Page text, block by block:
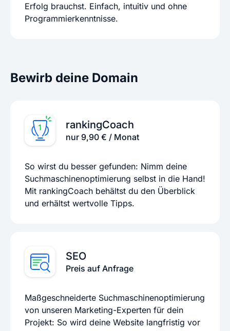
Erfolg brauchst. Einfach, intuitiv und ohne
Programmierkenntnisse.
Bewirb deine Domain
rankingCoach
nur 9,90 € / Monat
So wirst du besser gefunden: Nimm deine
Suchmaschinenoptimierung selbst in die Hand!
Mit rankingCoach behältst du den Überblick
und erhältst wertvolle Tipps.
SEO
Preis auf Anfrage
Maßgeschneiderte Suchmaschinenoptimierung
von unseren Marketing-Experten für dein
Projekt: So wird deine Website langfristig vor